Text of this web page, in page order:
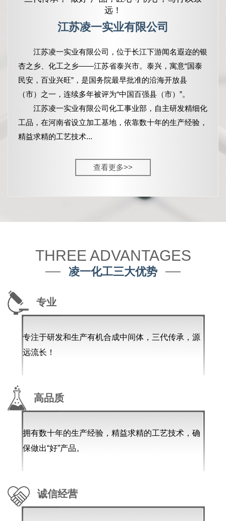
远！
江苏凌一实业有限公司
江苏凌一实业有限公司， 位于长江下游闻名遐迩的银
杏之乡、化工之乡——江苏省泰兴市。泰兴，寓意“国泰
民安，百业兴旺”，是国务院最早批准的沿海开放县
（市）之一，连续多年被评为“中国百强县（市）”。
江苏凌一实业有限公司化工事业部，自主研发精细化
工品，在河南省设立加工基地，依靠数十年的生产经验，
精益求精的工艺技术...
查看更多>>
THREE ADVANTAGES
凌一化工三大优势
专业
专注于研发和生产有机合成中间体，三代传承，源
远流长！
高品质
拥有数十年的生产经验，精益求精的工艺技术，确
保做出“好”产品。
诚信经营